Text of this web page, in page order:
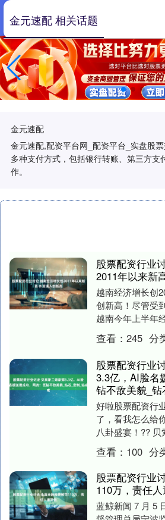
金元速配
金元速配,配资平台网_配资平台_实盘股
多种支付方式，包括银行转账、第三方支
作。
金元速配 相关话题
股票配资行业
2011年以来新
越南经济增长创
创新高！尽管受
越南今年上半年
下自2011年以
部....
查看：245 分
股票配资行业
3.3亿，AI脸名
钻不敌美貌_
好啦股票配资行
了，看我怎么给
八卦盛宴！??
痕，谁才是焦点
人——....
查看： 100 分
股票配资行业
110万，责任
蓝鲸新闻 7 月 5